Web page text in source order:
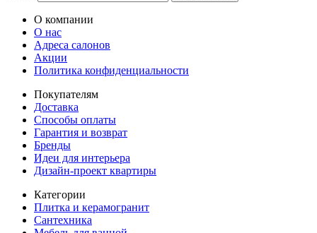
О компании
О нас
Адреса салонов
Акции
Политика конфиденциальности
Покупателям
Доставка
Способы оплаты
Гарантия и возврат
Бренды
Идеи для интерьера
Дизайн-проект квартиры
Категории
Плитка и керамогранит
Сантехника